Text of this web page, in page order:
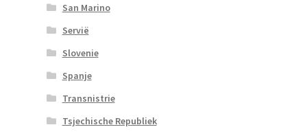
San Marino
Servië
Slovenie
Spanje
Transnistrie
Tsjechische Republiek